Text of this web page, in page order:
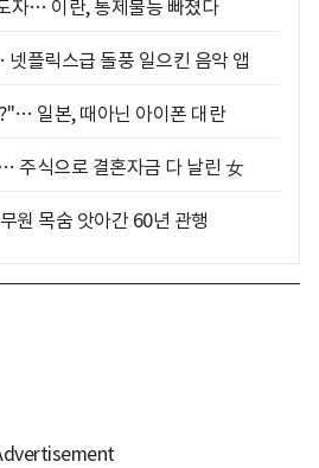
자… 이란, 통제불능 빠졌다
플릭스급 돌풍 일으킨 음악 앱
일본, 때아닌 아이폰 대란
주식으로 결혼자금 다 날린 女
원 목숨 앗아간 60년 관행